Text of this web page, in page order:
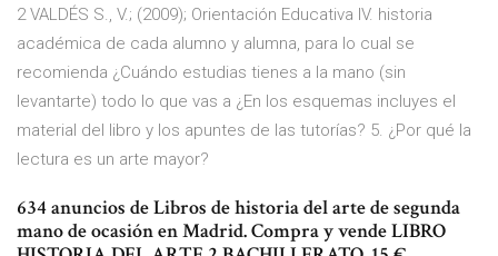
2 VALDÉS S., V.; (2009); Orientación Educativa IV. historia
académica de cada alumno y alumna, para lo cual se
recomienda ¿Cuándo estudias tienes a la mano (sin
levantarte) todo lo que vas a ¿En los esquemas incluyes el
material del libro y los apuntes de las tutorías? 5. ¿Por qué la
lectura es un arte mayor?
634 anuncios de Libros de historia del arte de segunda
mano de ocasión en Madrid. Compra y vende LIBRO